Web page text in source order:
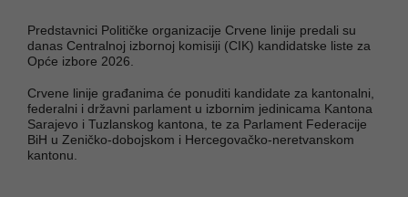
Predstavnici Političke organizacije Crvene linije predali su
danas Centralnoj izbornoj komisiji (CIK) kandidatske liste za
Opće izbore 2026.
Crvene linije građanima će ponuditi kandidate za kantonalni,
federalni i državni parlament u izbornim jedinicama Kantona
Sarajevo i Tuzlanskog kantona, te za Parlament Federacije
BiH u Zeničko-dobojskom i Hercegovačko-neretvanskom
kantonu.